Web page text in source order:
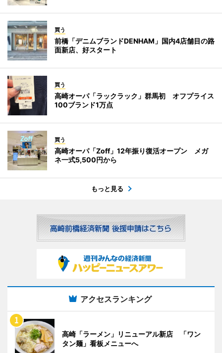
買う
前橋「デニムブランドDENHAM」国内4店舗目の路
面新店、好スタート
買う
高崎オーパ「ラックラック」群馬初 オフプライス
100ブランド1万点
買う
高崎オーパ「Zoff」12年振り復活オープン メガ
ネ一式5,500円から
もっと見る
アクセスランキング
高崎「ラーメン」リニューアル新店 「ワン
タン麺」看板メニューへ